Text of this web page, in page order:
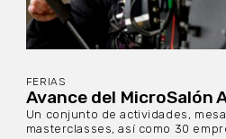
FERIAS
Avance del MicroSalón
Un conjunto de actividades,
masterclasses, así como 30